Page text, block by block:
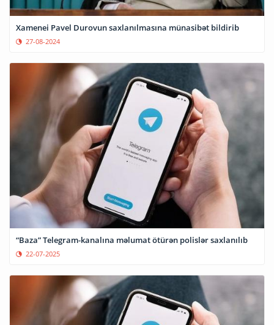
Xamenei Pavel Durovun saxlanılmasına münasibət bildirib
27-08-2024
“Baza” Telegram-kanalına məlumat ötürən polislər saxlanılıb
22-07-2025